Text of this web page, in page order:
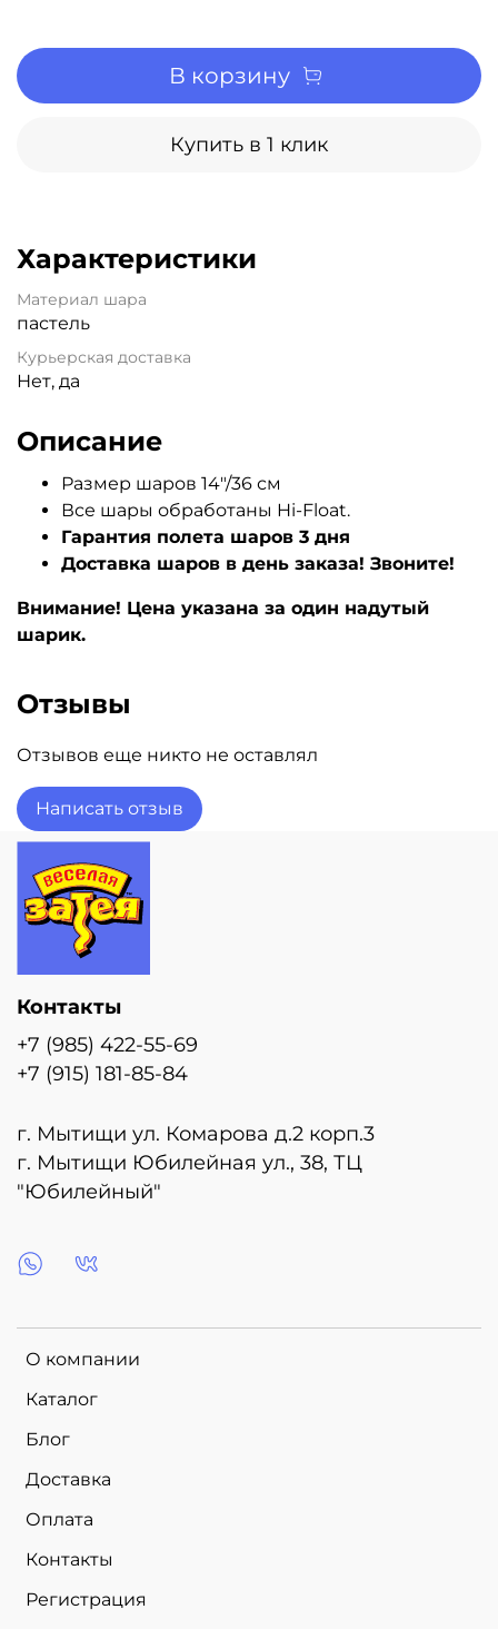
В корзину
Купить в 1 клик
Характеристики
Материал шара
пастель
Курьерская доставка
Нет, да
Описание
Размер шаров 14"/36 см
Все шары обработаны Hi-Float.
Гарантия полета шаров 3 дня
Доставка шаров в день заказа! Звоните!
Внимание! Цена указана за один надутый
шарик.
Отзывы
Отзывов еще никто не оставлял
Написать отзыв
О компании
Каталог
Блог
Доставка
Оплата
Контакты
Регистрация
Контакты
+7 (985) 422-55-69
+7 (915) 181-85-84
г. Мытищи ул. Комарова д.2 корп.3
г. Мытищи Юбилейная ул., 38, ТЦ
"Юбилейный"